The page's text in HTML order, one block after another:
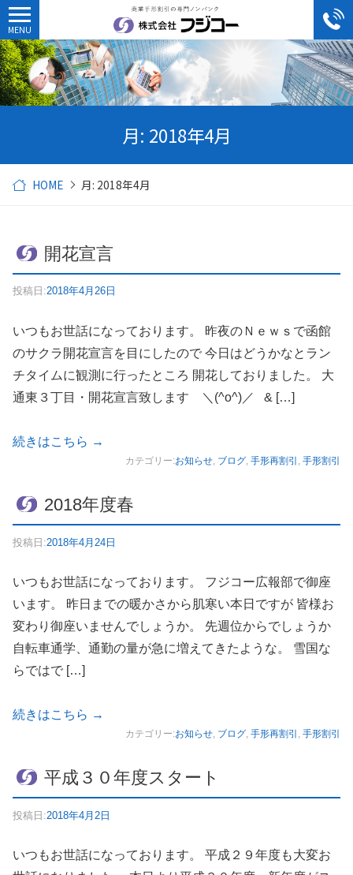
月: 2018年4月
HOME 月: 2018年4月
開花宣言
投稿日:2018年4月26日
いつもお世話になっております。 昨夜のＮｅｗｓで函館
のサクラ開花宣言を目にしたので 今日はどうかなとラン
チタイムに観測に行ったところ 開花しておりました。 大
通東３丁目・開花宣言致します ＼(^o^)／ & […]
続きはこちら →
カテゴリー:お知らせ, ブログ, 手形再割引 , 手形割引
2018年度春
投稿日:2018年4月24日
いつもお世話になっております。 フジコー広報部で御座
います。 昨日までの暖かさから肌寒い本日ですが 皆様お
変わり御座いませんでしょうか。 先週位からでしょうか
自転車通学、通勤の量が急に増えてきたような。 雪国な
らではで […]
続きはこちら →
カテゴリー:お知らせ, ブログ, 手形再割引 , 手形割引
平成３０年度スタート
投稿日:2018年4月2日
いつもお世話になっております。 平成２９年度も大変お